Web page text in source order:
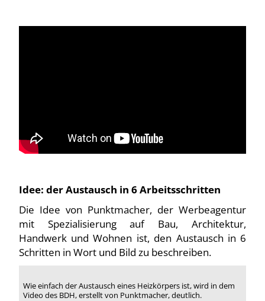
Idee: der Austausch in 6 Arbeitsschritten
Die Idee von Punktmacher, der Werbeagentur
mit Spezialisierung auf Bau, Architektur,
Handwerk und Wohnen ist, den Austausch in 6
Schritten in Wort und Bild zu beschreiben.
Wie einfach der Austausch eines Heizkörpers ist, wird in dem
Video des BDH, erstellt von Punktmacher, deutlich.